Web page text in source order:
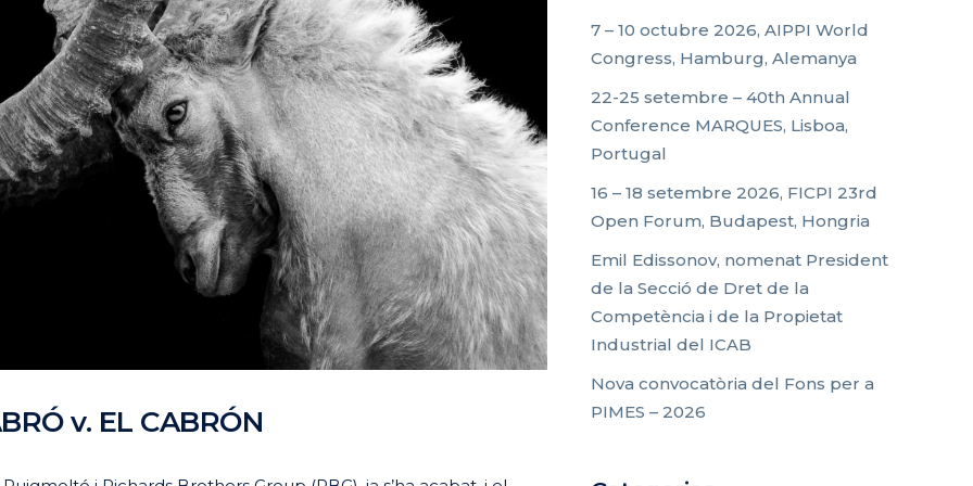
v. EL CABRÓN
7 – 10 octubre 2026, AIPPI World
Congress, Hamburg, Alemanya
22-25 setembre – 40th Annual
Conference MARQUES, Lisboa,
Portugal
16 – 18 setembre 2026, FICPI 23rd
Open Forum, Budapest, Hongria
Emil Edissonov, nomenat President
de la Secció de Dret de la
Competència i de la Propietat
Industrial del ICAB
Nova convocatòria del Fons per a
PIMES – 2026